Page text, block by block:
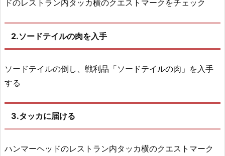
ドのレストラン内タッカ横のクエストマークをチェック
2.ソードテイルの肉を入手
ソードテイルの倒し、戦利品「ソードテイルの肉」を入手
する
3.タッカに届ける
ハンマーヘッドのレストラン内タッカ横のクエストマーク